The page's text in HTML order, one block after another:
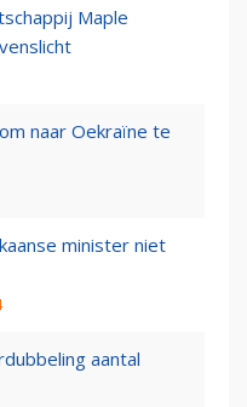
Maple
naar Oekraïne te
minister niet
aantal